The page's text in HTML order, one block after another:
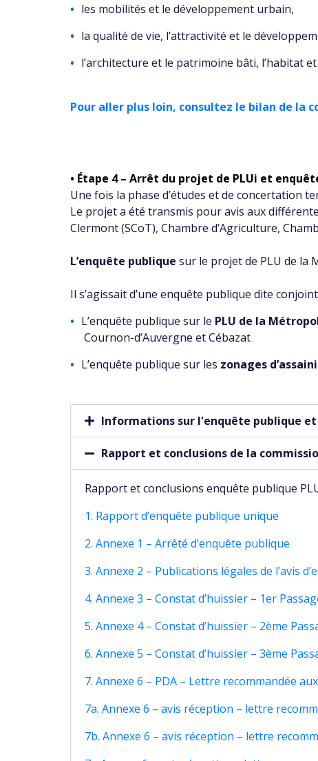
les mobilités et le développement urbain,
la qualité de vie, l’attractivité et le
l’architecture et le patrimoine bâti, l’habitat
Pour aller plus loin, consultez le bilan de la
• Étape 4 – Arrêt du projet de PLUi et
Une fois la phase d’études et de concertation
Le projet a été transmis pour avis aux
Clermont (SCoT), Chambre d’Agriculture,
L’enquête publique sur le projet de PLU de la
Il s’agissait d’une enquête publique dite
L’enquête publique sur le PLU de la
Cournon-d’Auvergne et Cébazat
L’enquête publique sur les zonages
Informations sur l'enquête publique et
Rapport et conclusions de la
Rapport et conclusions enquête publique
1. Rapport d’enquête publique unique
2. Annexe 1 – Arrêté d’enquête publique
3. Annexe 2 – Publications légales de l’avis
4. Annexe 3 – Constat d’huissier – 1er
5. Annexe 4 – Constat d’huissier – 2ème
6. Annexe 5 – Constat d’huissier – 3ème
7. Annexe 6 – PDA – Lettre recommandée
7a. Annexe 6 – avis réception – lettre
7b. Annexe 6 – avis réception – lettre